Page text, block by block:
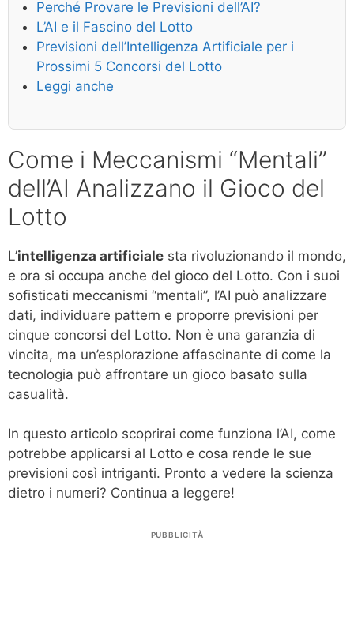
Perché Provare le Previsioni dell’AI?
L’AI e il Fascino del Lotto
Previsioni dell’Intelligenza Artificiale per i
Prossimi 5 Concorsi del Lotto
Leggi anche
Come i Meccanismi “Mentali”
dell’AI Analizzano il Gioco del
Lotto
L’intelligenza artificiale sta rivoluzionando il mondo,
e ora si occupa anche del gioco del Lotto. Con i suoi
sofisticati meccanismi “mentali”, l’AI può analizzare
dati, individuare pattern e proporre previsioni per
cinque concorsi del Lotto. Non è una garanzia di
vincita, ma un’esplorazione affascinante di come la
tecnologia può affrontare un gioco basato sulla
casualità.
In questo articolo scoprirai come funziona l’AI, come
potrebbe applicarsi al Lotto e cosa rende le sue
previsioni così intriganti. Pronto a vedere la scienza
dietro i numeri? Continua a leggere!
PUBBLICITÀ